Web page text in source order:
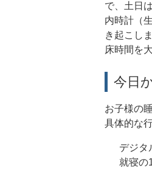
で、土日
内時計（
き起こし
床時間を
今日
お子様の
具体的な
デジタ
就寝の